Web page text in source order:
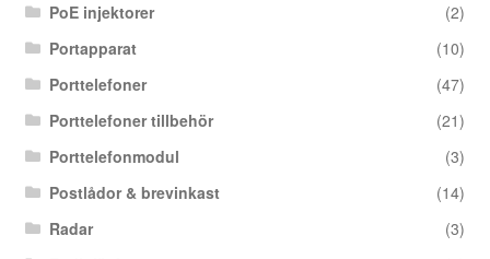
PoE injektorer
(2)
Portapparat
(10)
Porttelefoner
(47)
Porttelefoner tillbehör
(21)
Porttelefonmodul
(3)
Postlådor & brevinkast
(14)
Radar
(3)